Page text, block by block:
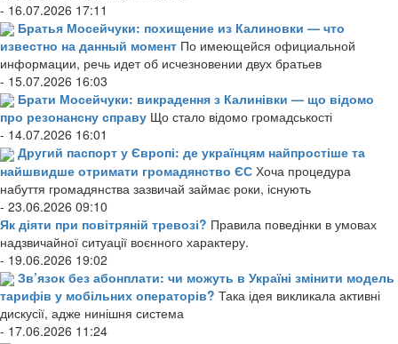
- 16.07.2026 17:11
Братья Мосейчуки: похищение из Калиновки — что
известно на данный момент По имеющейся официальной
информации, речь идет об исчезновении двух братьев
- 15.07.2026 16:03
Брати Мосейчуки: викрадення з Калинівки — що відомо
про резонансну справу Що стало відомо громадськості
- 14.07.2026 16:01
Другий паспорт у Європі: де українцям найпростіше та
найшвидше отримати громадянство ЄС Хоча процедура
набуття громадянства зазвичай займає роки, існують
- 23.06.2026 09:10
Як діяти при повітряній тревозі? Правила поведінки в умовах
надзвичайної ситуації воєнного характеру.
- 19.06.2026 19:02
Зв’язок без абонплати: чи можуть в Україні змінити модель
тарифів у мобільних операторів? Така ідея викликала активні
дискусії, адже нинішня система
- 17.06.2026 11:24